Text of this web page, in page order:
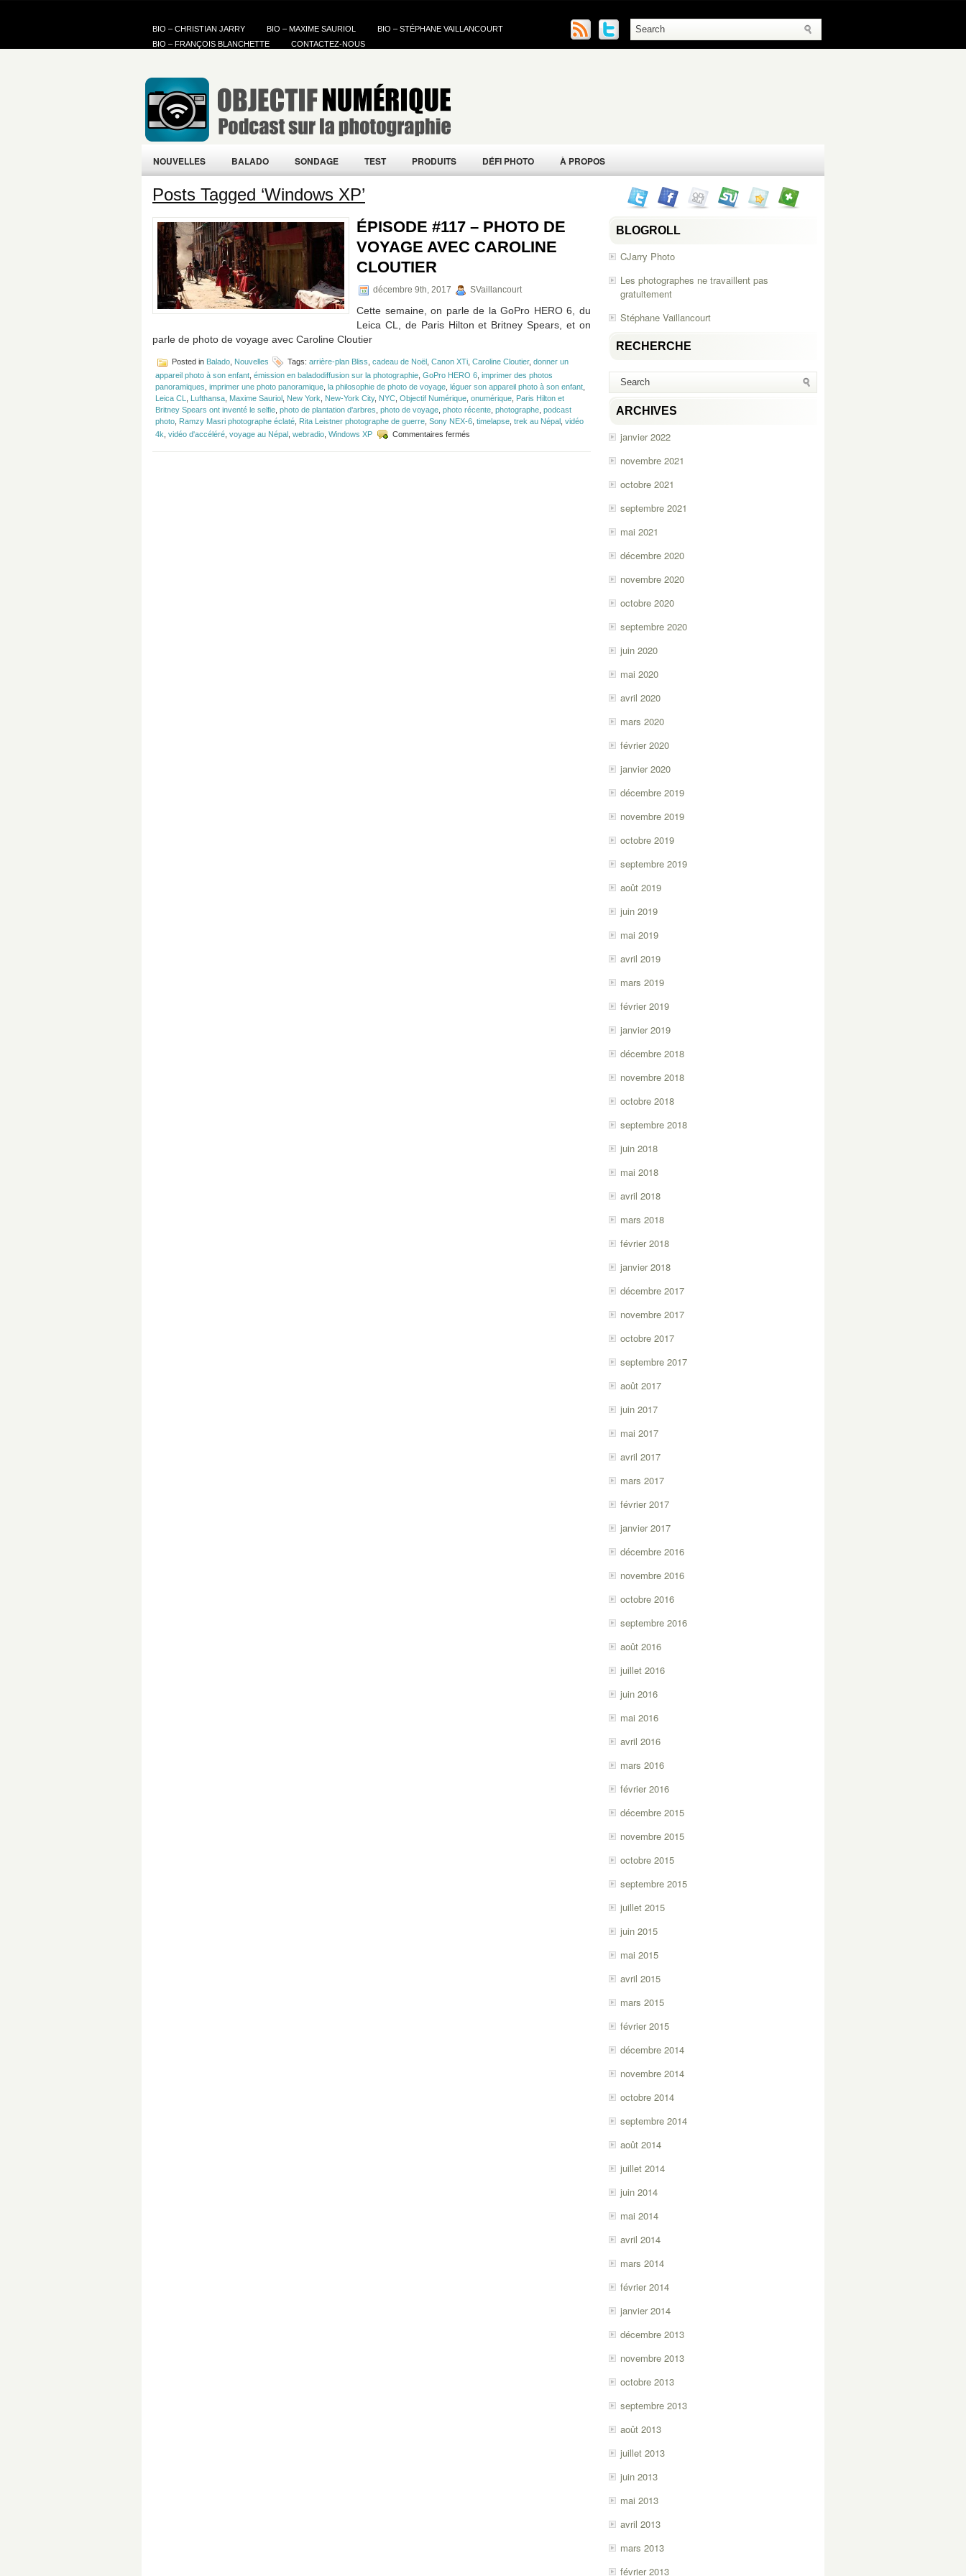
BIO – CHRISTIAN JARRY BIO – MAXIME SAURIOL
BIO – STÉPHANE VAILLANCOURT
BIO – FRANÇOIS BLANCHETTE
CONTACTEZ-NOUS
NOUVELLES BALADO SONDAGE TEST PRODUITS DÉFI PHOTO À PROPOS
Posts Tagged ‘Windows XP’
ÉPISODE #117 – PHOTO DE
VOYAGE AVEC CAROLINE
CLOUTIER
décembre 9th, 2017 SVaillancourt
Cette semaine, on parle de la GoPro HERO 6, du
Leica CL, de Paris Hilton et Britney Spears, et on
parle de photo de voyage avec Caroline Cloutier
Posted in Balado Nouvelles Tags: arrière-plan Bliss cadeau de Noël Canon XTi Caroline Cloutier, donner un
appareil photo à son enfant émission en baladodiffusion sur la photographie GoPro HERO 6 imprimer des photos
panoramiques imprimer une photo panoramique la philosophie de photo de voyage léguer son appareil photo à son enfant
Leica CL
Lufthansa Maxime Sauriol New York New-York City, NYC Objectif Numérique onumérique Paris Hilton et
Britney Spears ont inventé le selfie photo de plantation d'arbres photo de voyage photo récente photographe podcast
photo Ramzy Masri photographe éclaté Rita Leistner photographe de guerre Sony NEX-6 timelapse trek au Népal vidéo
4k vidéo d'accéléré voyage au Népal webradio Windows XP Commentaires fermés
#117
BLOGROLL
CJarry Photo
Les photographes ne travaillent pas
gratuitement
Stéphane Vaillancourt
RECHERCHE
ARCHIVES
janvier 2022
novembre 2021
octobre 2021
septembre 2021
mai 2021
décembre 2020
novembre 2020
octobre 2020
septembre 2020
juin 2020
mai 2020
avril 2020
mars 2020
février 2020
janvier 2020
décembre 2019
novembre 2019
octobre 2019
septembre 2019
août 2019
juin 2019
mai 2019
avril 2019
mars 2019
février 2019
janvier 2019
décembre 2018
novembre 2018
octobre 2018
septembre 2018
juin 2018
mai 2018
avril 2018
mars 2018
février 2018
janvier 2018
décembre 2017
novembre 2017
octobre 2017
septembre 2017
août 2017
juin 2017
mai 2017
avril 2017
mars 2017
février 2017
janvier 2017
décembre 2016
novembre 2016
octobre 2016
septembre 2016
août 2016
juillet 2016
juin 2016
mai 2016
avril 2016
mars 2016
février 2016
décembre 2015
novembre 2015
octobre 2015
septembre 2015
juillet 2015
juin 2015
mai 2015
avril 2015
mars 2015
février 2015
décembre 2014
novembre 2014
octobre 2014
septembre 2014
août 2014
juillet 2014
juin 2014
mai 2014
avril 2014
mars 2014
février 2014
janvier 2014
décembre 2013
novembre 2013
octobre 2013
septembre 2013
août 2013
juillet 2013
juin 2013
mai 2013
avril 2013
mars 2013
février 2013